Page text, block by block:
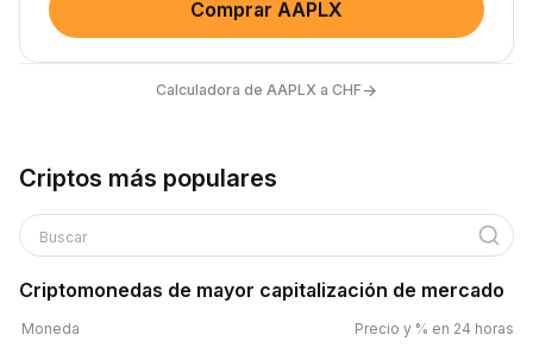
Comprar AAPLX
Calculadora de AAPLX a CHF→
Criptos más populares
Buscar
Criptomonedas de mayor capitalización de mercado
Moneda Precio y % en 24 horas